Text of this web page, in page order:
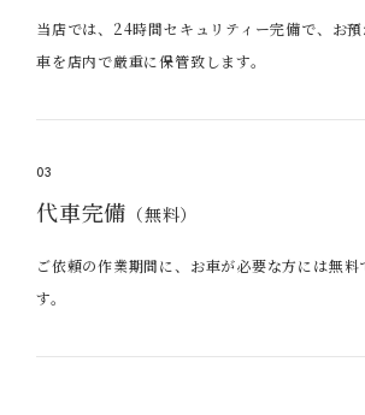
当店では、24時間セキュリティー完備で、お
車を店内で厳重に保管致します。
03
代車完備 （無料）
ご依頼の作業期間に、お車が必要な方には無料
す。